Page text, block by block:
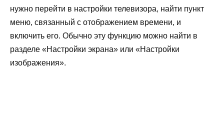
нужно перейти в настройки телевизора, найти пункт
меню, связанный с отображением времени, и
включить его. Обычно эту функцию можно найти в
разделе «Настройки экрана» или «Настройки
изображения».